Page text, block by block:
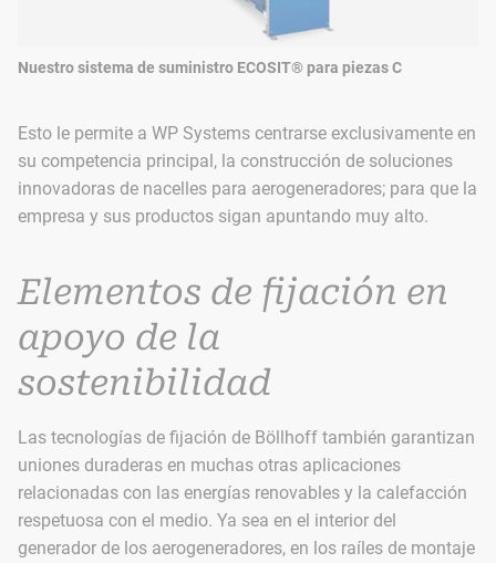
Nuestro sistema de suministro ECOSIT® para piezas C
Esto le permite a WP Systems centrarse exclusivamente en
su competencia principal, la construcción de soluciones
innovadoras de nacelles para aerogeneradores; para que la
empresa y sus productos sigan apuntando muy alto.
Elementos de fijación en
apoyo de la
sostenibilidad
Las tecnologías de fijación de Böllhoff también garantizan
uniones duraderas en muchas otras aplicaciones
relacionadas con las energías renovables y la calefacción
respetuosa con el medio. Ya sea en el interior del
generador de los aerogeneradores, en los raíles de montaje